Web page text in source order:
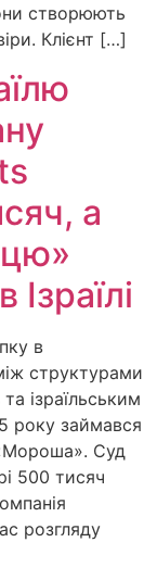
створюють
Клієнт […]
а
в
структурами
ізраїльським
року займався
Суд
500 тисяч
розгляду